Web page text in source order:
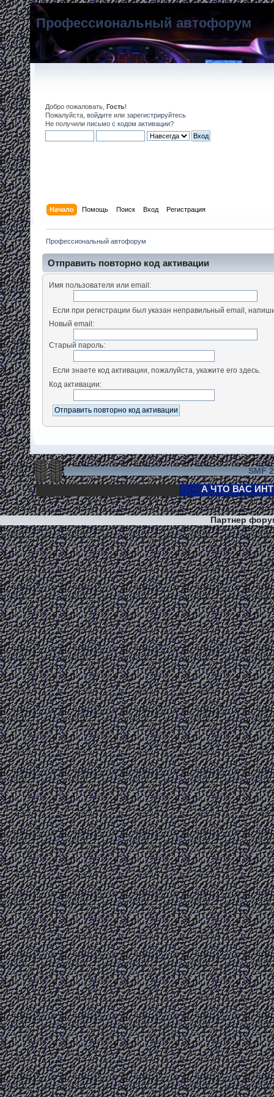
Профессиональный автофорум
Добро пожаловать, Гость!
Пожалуйста, войдите или зарегистрируйтесь
Не получили письмо с кодом активации?
Начало Помощь Поиск Вход Регистрация
Профессиональный автофорум
Отправить повторно код активации
Имя пользователя или email:
Если при регистрации был указан неправильный email,
Новый email:
Старый пароль:
Если знаете код активации, пожалуйста, укажите его здесь.
Код активации:
SMF
Партнер